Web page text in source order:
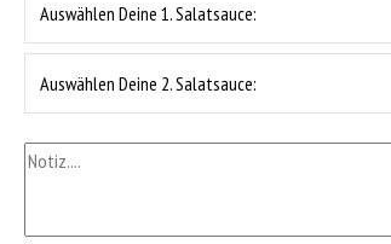
Auswählen Deine 1. Salatsauce:
Auswählen Deine 2. Salatsauce: